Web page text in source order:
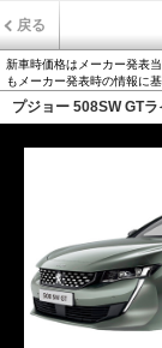
戻る
新車時価格はメーカー発表
もメーカー発表時の情報に基
プジョー 508SW GT